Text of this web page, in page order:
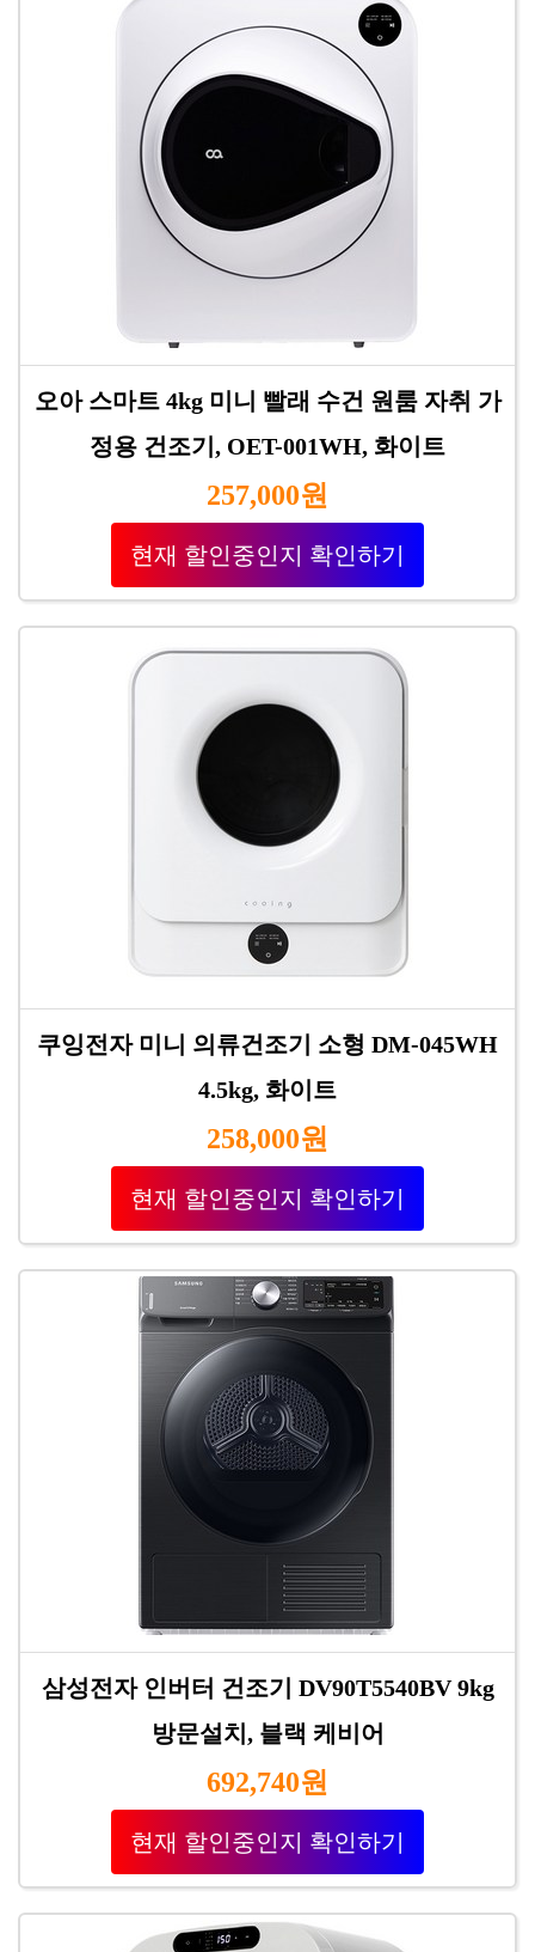
오아 스마트 4kg 미니 빨래 수건 원룸 자취 가
정용 건조기, OET-001WH, 화이트
257,000원
현재 할인중인지 확인하기
쿠잉전자 미니 의류건조기 소형 DM-045WH
4.5kg, 화이트
258,000원
현재 할인중인지 확인하기
삼성전자 인버터 건조기 DV90T5540BV 9kg
방문설치, 블랙 케비어
692,740원
현재 할인중인지 확인하기